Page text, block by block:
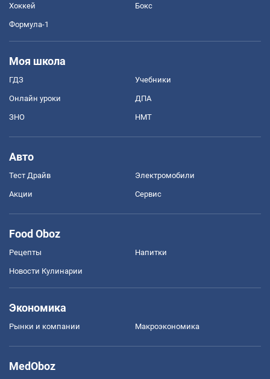
Хоккей Бокс
Формула-1
Моя школа
ГДЗ Учебники
Онлайн уроки ДПА
ЗНО НМТ
Авто
Тест Драйв Электромобили
Акции Сервис
Food Oboz
Рецепты Напитки
Новости Кулинарии
Экономика
Рынки и компании Mакроэкономика
MedOboz